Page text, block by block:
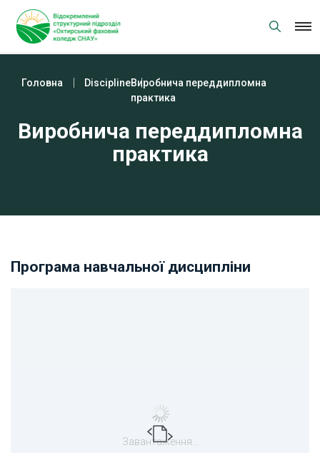
content
Головна DisciplineВиробнича переддипломна
практика
Виробнича переддипломна
практика
Програма навчальної дисципліни
Завантаження...